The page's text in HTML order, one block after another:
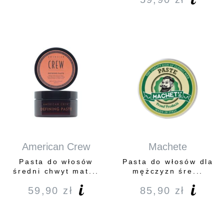
American Crew
Pasta do włosów
średni chwyt mat...
59,90 zł
Machete
Pasta do włosów dla
mężczyzn śre...
85,90 zł